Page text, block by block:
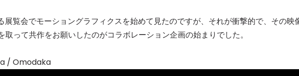
展覧会でモーショングラフィクスを始めて見たのですが、それが衝撃的で、その映
取って共作をお願いしたのがコラボレーション企画の始まりでした。
/ Omodaka